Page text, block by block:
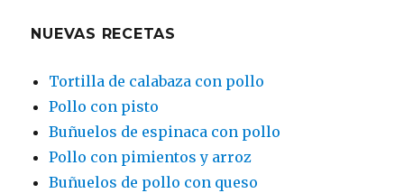
NUEVAS RECETAS
Tortilla de calabaza con pollo
Pollo con pisto
Buñuelos de espinaca con pollo
Pollo con pimientos y arroz
Buñuelos de pollo con queso